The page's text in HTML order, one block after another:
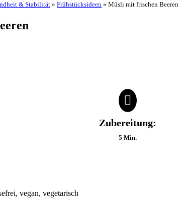
& Stabilität» Frühstücksideen » Müsli mit frischen Beeren
Zubereitung:
5 Min.
vegan, vegetarisch